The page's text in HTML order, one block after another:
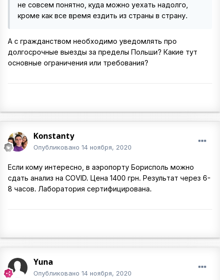
не совсем понятно, куда можно уехать надолго,
кроме как все время ездить из страны в страну.
А с гражданством необходимо уведомлять про
долгосрочные выезды за пределы Польши? Какие тут
основные ограничения или требования?
Konstanty
Опубликовано 14 ноября, 2020
Если кому интересно, в аэропорту Борисполь можно
сдать анализ на COVID. Цена 1400 грн. Результат через 6-
8 часов. Лаборатория сертифицирована.
Yuna
Опубликовано 14 ноября, 2020